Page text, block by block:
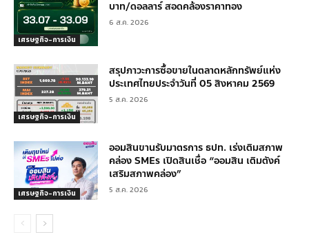
เศรษฐกิจ-การเงิน
บาท/ดอลลาร์ สอดคล้องราคาทอง
6 ส.ค. 2026
เศรษฐกิจ-การเงิน
สรุปภาวะการซื้อขายในตลาดหลักทรัพย์แห่ง
ประเทศไทยประจำวันที่ 05 สิงหาคม 2569
5 ส.ค. 2026
เศรษฐกิจ-การเงิน
ออมสินขานรับมาตรการ ธปท. เร่งเติมสภาพ
คล่อง SMEs เปิดสินเชื่อ “ออมสิน เติมตังค์
เสริมสภาพคล่อง”
5 ส.ค. 2026